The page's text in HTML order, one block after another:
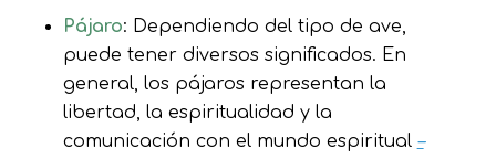
Pájaro: Dependiendo del tipo de ave,
puede tener diversos significados. En
general, los pájaros representan la
libertad, la espiritualidad y la
comunicación con el mundo espiritual –